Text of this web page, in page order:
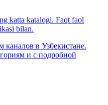
katta katalogi. Faqt faol
bilan.
каналов в Узбекистане.
и с подробной